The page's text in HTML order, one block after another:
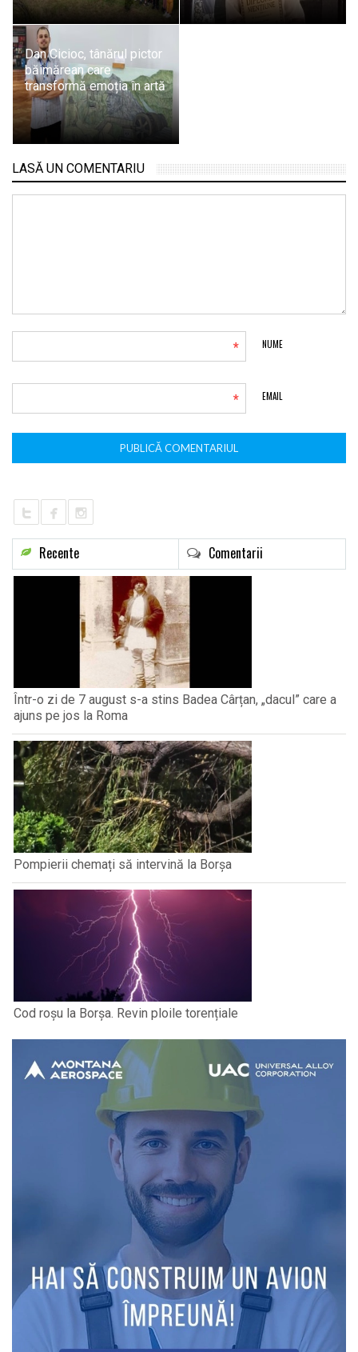
Dan Cicioc, tânărul pictor
băimărean care
transformă emoția în artă
LASĂ UN COMENTARIU
NUME
*
EMAIL
*
Recente Comentarii
Într-o zi de 7 august s-a stins Badea Cârțan, „dacul” care a
ajuns pe jos la Roma
Pompierii chemați să intervină la Borșa
Cod roșu la Borșa. Revin ploile torențiale